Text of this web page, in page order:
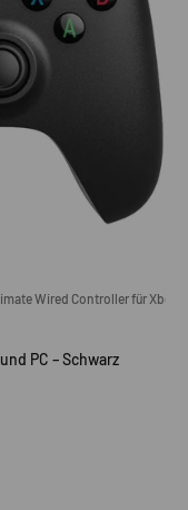
Wired Controller für Xbox
PC – Schwarz